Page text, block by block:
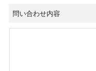
問い合わせ内容